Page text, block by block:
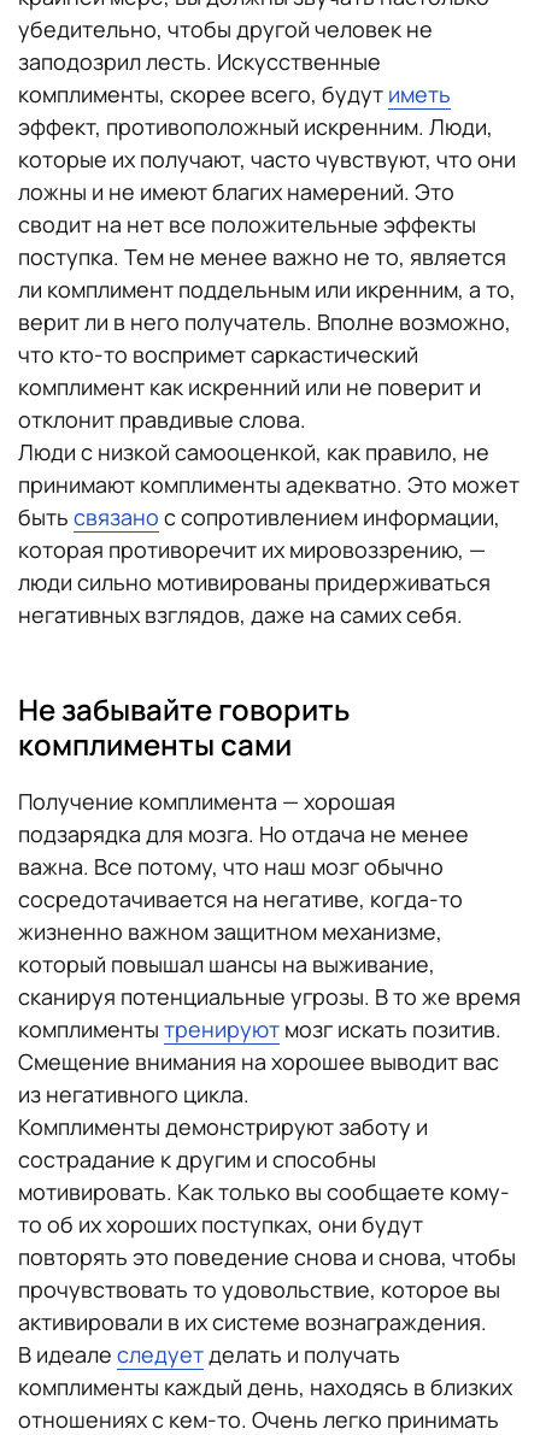
убедительно, чтобы другой человек не
заподозрил лесть. Искусственные
комплименты, скорее всего, будут иметь
эффект, противоположный искренним. Люди,
которые их получают, часто чувствуют, что они
ложны и не имеют благих намерений. Это
сводит на нет все положительные эффекты
поступка. Тем не менее важно не то, является
ли комплимент поддельным или икренним, а то,
верит ли в него получатель. Вполне возможно,
что кто-то воспримет саркастический
комплимент как искренний или не поверит и
отклонит правдивые слова.
Люди с низкой самооценкой, как правило, не
принимают комплименты адекватно. Это может
быть связано с сопротивлением информации,
которая противоречит их мировоззрению, —
люди сильно мотивированы придерживаться
негативных взглядов, даже на самих себя.
Не забывайте говорить
комплименты сами
Получение комплимента — хорошая
подзарядка для мозга. Но отдача не менее
важна. Все потому, что наш мозг обычно
сосредотачивается на негативе, когда-то
жизненно важном защитном механизме,
который повышал шансы на выживание,
сканируя потенциальные угрозы. В то же время
комплименты тренируют мозг искать позитив.
Смещение внимания на хорошее выводит вас
из негативного цикла.
Комплименты демонстрируют заботу и
сострадание к другим и способны
мотивировать. Как только вы сообщаете кому-
то об их хороших поступках, они будут
повторять это поведение снова и снова, чтобы
прочувствовать то удовольствие, которое вы
активировали в их системе вознаграждения.
В идеале следует делать и получать
комплименты каждый день, находясь в близких
отношениях с кем-то. Очень легко принимать